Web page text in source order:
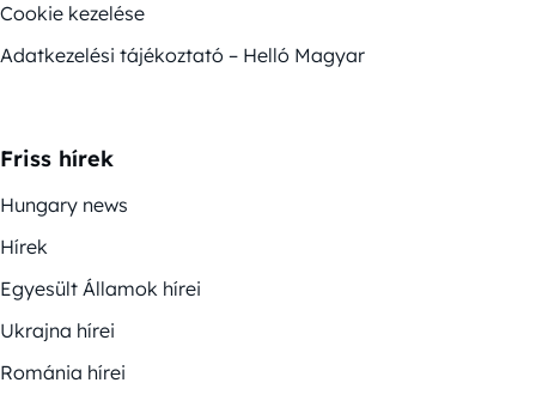
Cookie kezelése
Adatkezelési tájékoztató – Helló Magyar
Friss hírek
Hungary news
Hírek
Egyesült Államok hírei
Ukrajna hírei
Románia hírei